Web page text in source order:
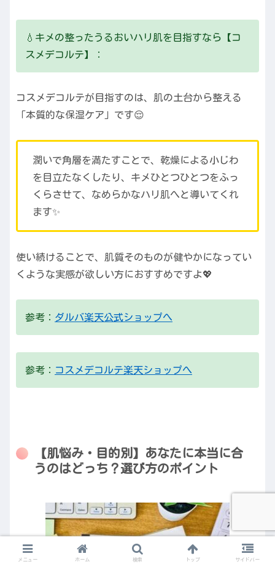
💧キメの整ったうるおいハリ肌を目指すなら【コ
スメデコルテ】：
コスメデコルテが目指すのは、肌の土台から整える
「本質的な保湿ケア」です😌
潤いで角層を満たすことで、乾燥による小じわ
を目立たなくしたり、キメひとつひとつをふっ
くらさせて、なめらかなハリ肌へと導いてくれ
ます✨
使い続けることで、肌質そのものが健やかになってい
くような実感が欲しい方におすすめですよ💖
参考： ダルバ楽天公式ショップへ
参考： コスメデコルテ楽天ショップへ
【肌悩み・目的別】あなたに本当に合
うのはどっち？選び方のポイント
メニュー ホーム 検索 トップ サイドバー